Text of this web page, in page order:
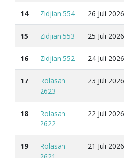
14 Zidjian 554 26 Juli 2026
15 Zidjian 553 25 Juli 2026
16 Zidjian 552 24 Juli 2026
17
Rolasan
2623
23 Juli 2026
18
Rolasan
2622
22 Juli 2026
19
Rolasan
21 Juli 2026